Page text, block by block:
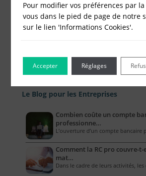
Le Blog pour les Entreprises
Combien coûte un compte
professionne…
L’ouverture d’un compte
Comment la RC pro couvre-t-
mat…
Dans le cadre de leurs activités,
Pour modifier vos préférences par
vous dans le pied de page de notre
sur le lien 'Informations Cookies'.
Accepter Réglages